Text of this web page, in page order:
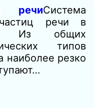
речиСистема
речи в
Из общих
типов
наиболее резко